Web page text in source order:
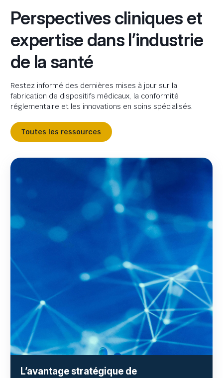
Perspectives cliniques et
expertise dans l’industrie
de la santé
Restez informé des dernières mises à jour sur la
fabrication de dispositifs médicaux, la conformité
réglementaire et les innovations en soins spécialisés.
Toutes les ressources
L’avantage stratégique de